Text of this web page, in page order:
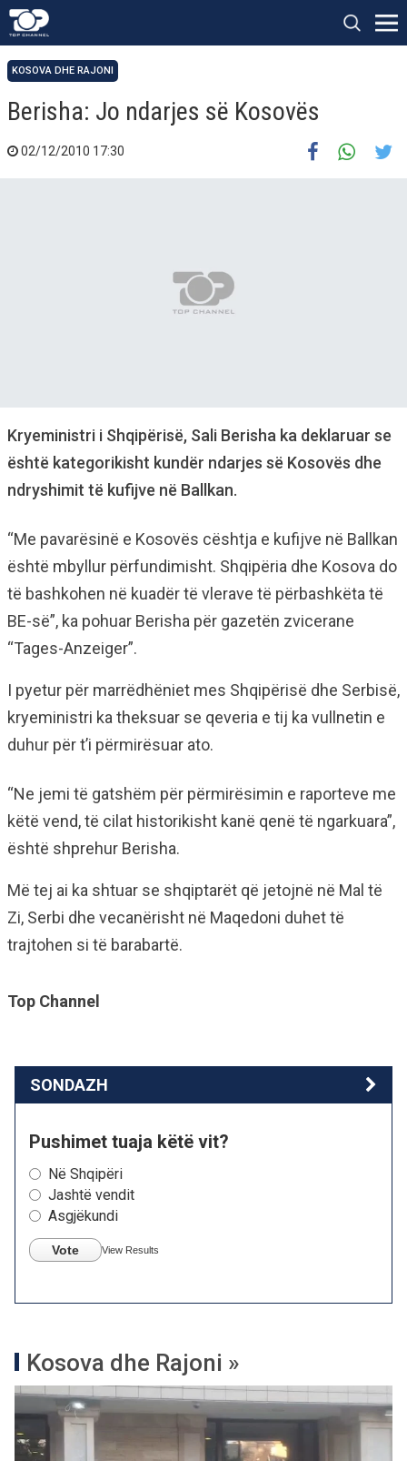
KOSOVA DHE RAJONI
Berisha: Jo ndarjes së Kosovës
02/12/2010 17:30
Kryeministri i Shqipërisë, Sali Berisha ka deklaruar se
është kategorikisht kundër ndarjes së Kosovës dhe
ndryshimit të kufijve në Ballkan.
“Me pavarësinë e Kosovës cështja e kufijve në Ballkan
është mbyllur përfundimisht. Shqipëria dhe Kosova do
të bashkohen në kuadër të vlerave të përbashkëta të
BE-së”, ka pohuar Berisha për gazetën zvicerane
“Tages-Anzeiger”.
I pyetur për marrëdhëniet mes Shqipërisë dhe Serbisë,
kryeministri ka theksuar se qeveria e tij ka vullnetin e
duhur për t’i përmirësuar ato.
“Ne jemi të gatshëm për përmirësimin e raporteve me
këtë vend, të cilat historikisht kanë qenë të ngarkuara”,
është shprehur Berisha.
Më tej ai ka shtuar se shqiptarët që jetojnë në Mal të
Zi, Serbi dhe vecanërisht në Maqedoni duhet të
trajtohen si të barabartë.
Top Channel
SONDAZH
Pushimet tuaja këtë vit?
Në Shqipëri
Jashtë vendit
Asgjëkundi
Vote View Results
Kosova dhe Rajoni »